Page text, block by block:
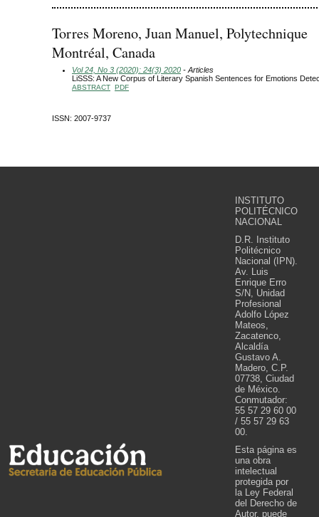
Torres Moreno, Juan Manuel, Polytechnique
Montréal, Canada
Vol 24, No 3 (2020): 24(3) 2020 - Articles
LiSSS: A New Corpus of Literary Spanish Sentences for Emotions
ABSTRACT PDF
ISSN: 2007-9737
INSTITUTO
POLITÉCNICO
NACIONAL
D.R. Instituto
Politécnico
Nacional (IPN).
Av. Luis
Enrique Erro
S/N, Unidad
Profesional
Adolfo López
Mateos,
Zacatenco,
Alcaldía
Gustavo A.
Madero, C.P.
07738, Ciudad
de México.
Conmutador:
55 57 29 60 00
/ 55 57 29 63
00.
Esta página es
una obra
intelectual
protegida por
la Ley Federal
del Derecho de
Autor, puede